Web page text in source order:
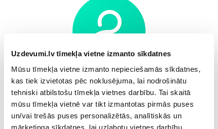
Uzdevumi.lv tīmekļa vietne izmanto sīkdatnes
Mūsu tīmekļa vietne izmanto nepieciešamās sīkdatnes,
kas tiek izvietotas pēc noklusējuma, lai nodrošinātu
tehniski atbilstošu tīmekļa vietnes darbību. Tai skaitā
mūsu tīmekļa vietnē var tikt izmantotas pirmās puses
un/vai trešās puses personalizētās, analītiskās un
mārketinga sīkdatnes, lai uzlabotu vietnes darbību,
Mācību iestāde: